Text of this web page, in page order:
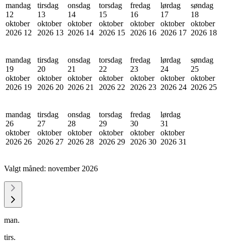
mandag
12
oktober
2026 12
tirsdag
13
oktober
2026 13
onsdag
14
oktober
2026 14
torsdag
15
oktober
2026 15
fredag
16
oktober
2026 16
lørdag
17
oktober
2026 17
søndag
18
oktober
2026 18
mandag
19
oktober
2026 19
tirsdag
20
oktober
2026 20
onsdag
21
oktober
2026 21
torsdag
22
oktober
2026 22
fredag
23
oktober
2026 23
lørdag
24
oktober
2026 24
søndag
25
oktober
2026 25
mandag
26
oktober
2026 26
tirsdag
27
oktober
2026 27
onsdag
28
oktober
2026 28
torsdag
29
oktober
2026 29
fredag
30
oktober
2026 30
lørdag
31
oktober
2026 31
Valgt måned: november 2026
man.
tirs.